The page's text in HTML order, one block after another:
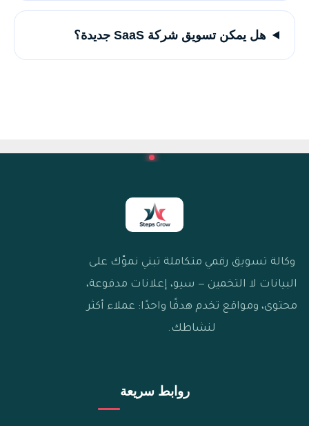
هل يمكن تسويق شركة SaaS جديدة؟
وكالة تسويق رقمي متكاملة تبني نموّك على
البيانات لا التخمين — سيو، إعلانات مدفوعة،
محتوى، ومواقع تخدم هدفًا واحدًا: عملاء أكثر
لنشاطك.
روابط سريعة